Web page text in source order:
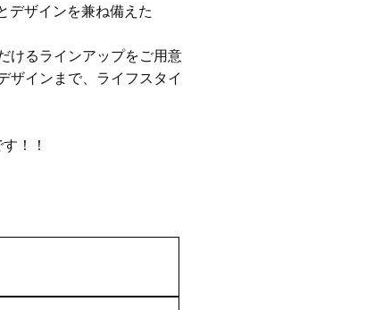
デザインを兼ね備えた
けるラインアップをご用意
ザインまで、ライフスタイ
！！